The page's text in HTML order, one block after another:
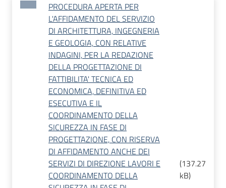
PROCEDURA APERTA PER
L'AFFIDAMENTO DEL SERVIZIO
DI ARCHITETTURA, INGEGNERIA
E GEOLOGIA, CON RELATIVE
INDAGINI, PER LA REDAZIONE
DELLA PROGETTAZIONE DI
FATTIBILITA' TECNICA ED
ECONOMICA, DEFINITIVA ED
ESECUTIVA E IL
COORDINAMENTO DELLA
SICUREZZA IN FASE DI
PROGETTAZIONE, CON RISERVA
DI AFFIDAMENTO ANCHE DEI
SERVIZI DI DIREZIONE LAVORI E
COORDINAMENTO DELLA
(137.27
kB)